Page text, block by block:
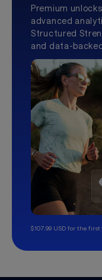
Premium
advanced
Structured
and data-
$107.99 USD for the